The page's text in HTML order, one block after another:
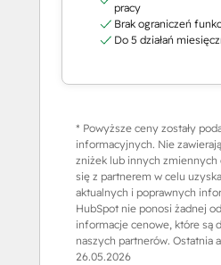
pracy
Brak ograniczeń
Do 5 działań
* Powyższe ceny zostały
informacyjnych. Nie
zniżek lub innych zmiennych
się z partnerem w celu
aktualnych i poprawnych
HubSpot nie ponosi żadnej
informacje cenowe, które są
naszych partnerów. Ostatnia
26.05.2026